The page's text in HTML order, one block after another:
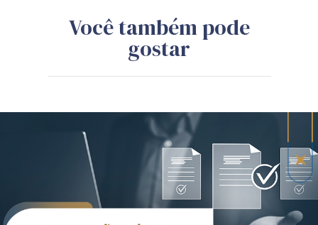
Você também pode
gostar